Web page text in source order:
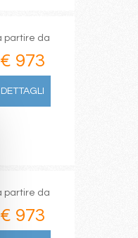
partire da
€ 973
DETTAGLI
partire da
€ 973